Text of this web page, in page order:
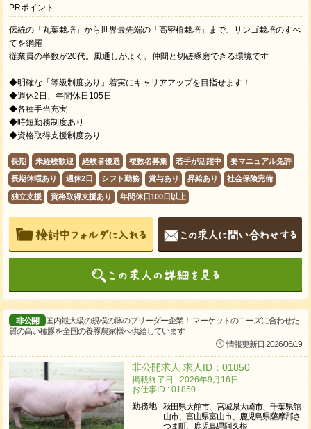
PRポイント
伝統の「丸葉栽培」から世界最先端の「高密植栽培」まで、リンゴ栽培のすべ
てを網羅
従業員の半数が20代。風通しがよく、仲間と切磋琢磨できる環境です
◆明確な「等級制度あり」着実にキャリアアップを目指せます！
◆週休2日、年間休日105日
◆各種手当充実
◆時短勤務制度あり
◆資格取得支援制度あり
長期 未経験歓迎 経験者優遇 複数名募集 若手が活躍中 要マニュアル免許
長期休暇あり 週休2日 シフト勤務 賞与あり 昇給あり 社会保険完備
独立支援 資格取得支援あり 年間休日100日以上
非公開
国内最大級の規模の豚のブリーダー企業！ マーケットのニーズに合わせた
質の高い種豚を全国の養豚農家様へ供給しています
情報更新日 2026/06/19
非公開求人 求人ID：01850
掲載終了日 : 2026年9月16日
お仕事ID : 01850
勤務地
秋田県大館市、宮城県大崎市、千葉県館
山市、富山県富山市、鹿児島県薩摩郡さ
つま町、鹿児島県阿久根